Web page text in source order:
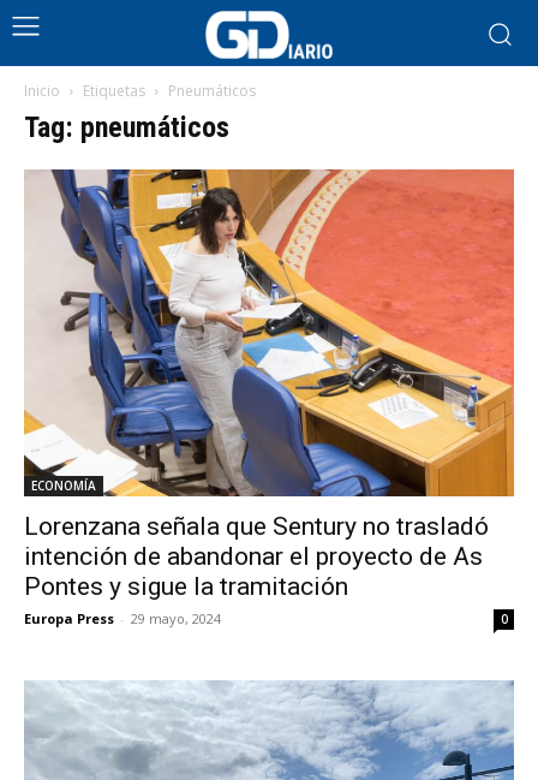
Inicio Etiquetas Pneumáticos
Tag: pneumáticos
ECONOMÍA
Lorenzana señala que Sentury no trasladó
intención de abandonar el proyecto de As
Pontes y sigue la tramitación
Europa Press - 29 mayo, 2024 0